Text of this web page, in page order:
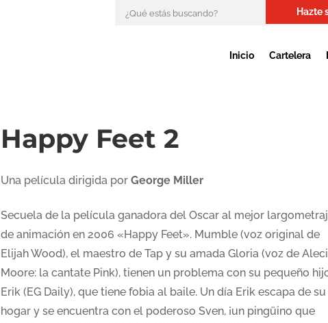
Hazte
Inicio Cartelera
Happy Feet 2
Una película dirigida por George Miller
Secuela de la película ganadora del Oscar al mejor
de animación en 2006 «Happy Feet». Mumble (voz original de
Elijah Wood), el maestro de Tap y su amada Gloria (voz de
Moore: la cantate Pink), tienen un problema con su pequeño
Erik (EG Daily), que tiene fobia al baile. Un día Erik escapa de su
hogar y se encuentra con el poderoso Sven, ¡un pingüino que